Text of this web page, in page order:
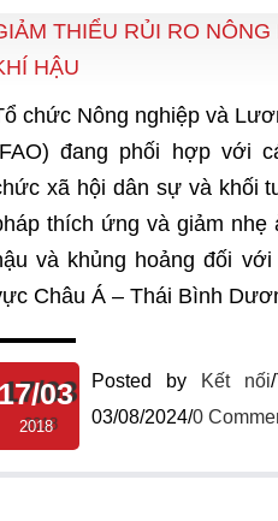
THIỂU RỦI RO
HẬU
chức Nông nghiệp và
đang phối hợp với
xã hội dân sự và khối
thích ứng và giảm
và khủng hoảng đối
Châu Á – Thái Bình
17/03
2018
Posted by Kết nối/
03/08/2024/0